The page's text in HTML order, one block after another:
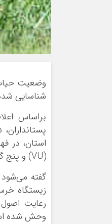
شناسایی شده که از این تعداد
(VU) و پنج گونه در طبقه درخطر انقراض (EN) قرار دارد.
گفته
زیستگاه
رعایت
وحش شده